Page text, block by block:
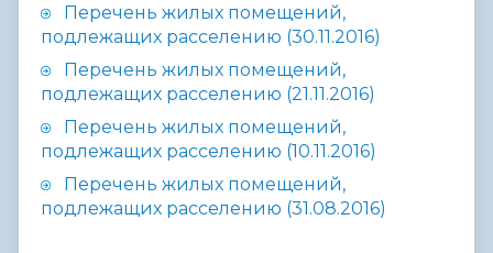
Перечень жилых помещений,
подлежащих расселению (30.11.2016)
Перечень жилых помещений,
подлежащих расселению (21.11.2016)
Перечень жилых помещений,
подлежащих расселению (10.11.2016)
Перечень жилых помещений,
подлежащих расселению (31.08.2016)